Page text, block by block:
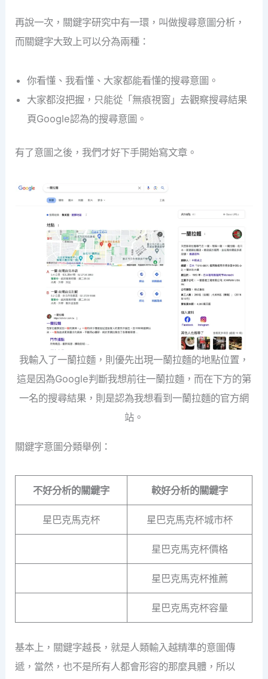
再說一次，關鍵字研究中有一環，叫做搜尋意圖分析，
而關鍵字大致上可以分為兩種：
你看懂、我看懂、大家都能看懂的搜尋意圖。
大家都沒把握，只能從「無㾗視窗」去觀察搜尋結果
頁Google認為的搜尋意圖。
有了意圖之後，我們才好下手開始寫文章。
我輸入了一蘭拉麵，則優先出現一蘭拉麵的地點位置，
這是因為Google判斷我想前往一蘭拉麵，而在下方的第
一名的搜尋結果，則是認為我想看到一蘭拉麵的官方網
站。
關鍵字意圖分類舉例：
不好分析的關鍵字 較好分析的關鍵字
星巴克馬克杯 星巴克馬克杯城市杯
星巴克馬克杯價格
星巴克馬克杯推薦
星巴克馬克杯容量
基本上，關鍵字越長，就是人類輸入越精準的意圖傳
遞，當然，也不是所有人都會形容的那麼具體，所以